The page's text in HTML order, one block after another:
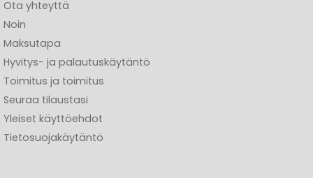
Ota yhteyttä
Noin
Maksutapa
Hyvitys- ja palautuskäytäntö
Toimitus ja toimitus
Seuraa tilaustasi
Yleiset käyttöehdot
Tietosuojakäytäntö